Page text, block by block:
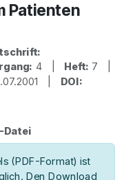
Patienten
4 | Heft: 7 |
| DOI:
Datei
(PDF-Format) ist
Den Download